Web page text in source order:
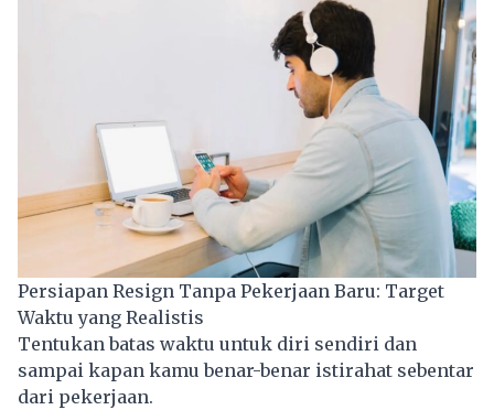
Persiapan Resign Tanpa Pekerjaan Baru: Target
Waktu yang Realistis
Tentukan batas waktu untuk diri sendiri dan
sampai kapan kamu benar-benar istirahat sebentar
dari pekerjaan.